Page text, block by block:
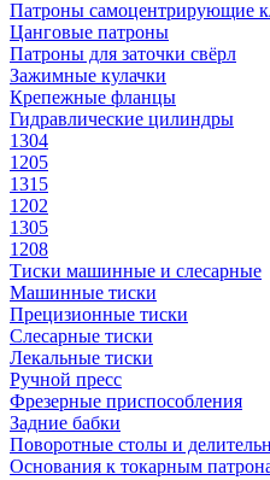
Патроны самоцентрирующие
Цанговые патроны
Патроны для заточки свёрл
Зажимные кулачки
Крепежные фланцы
Гидравлические цилиндры
1304
1205
1315
1202
1305
1208
Тиски машинные и слесарные
Машинные тиски
Прецизионные тиски
Слесарные тиски
Лекальные тиски
Ручной пресс
Фрезерные приспособления
Задние бабки
Поворотные столы и
Основания к токарным